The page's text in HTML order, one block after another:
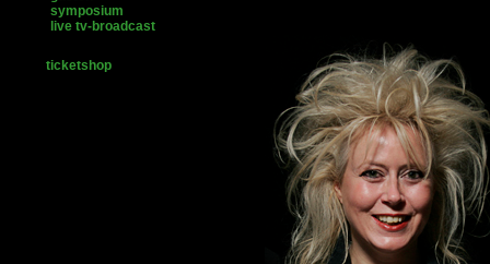
symposium
live tv-broadcast
ticketshop